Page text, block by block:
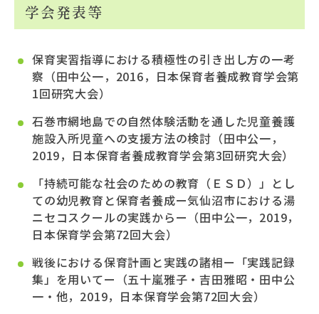
学会発表等
保育実習指導における積極性の引き出し方の一考
察（田中公一，2016，日本保育者養成教育学会第
1回研究大会）
石巻市網地島での自然体験活動を通した児童養護
施設入所児童への支援方法の検討（田中公一，
2019，日本保育者養成教育学会第3回研究大会）
「持続可能な社会のための教育（ＥＳＤ）」とし
ての幼児教育と保育者養成ー気仙沼市における湯
ニセコスクールの実践からー（田中公一，2019，
日本保育学会第72回大会）
戦後における保育計画と実践の諸相ー「実践記録
集」を用いてー（五十嵐雅子・吉田雅昭・田中公
一・他，2019，日本保育学会第72回大会）